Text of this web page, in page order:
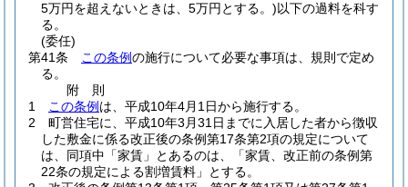
5万円を超えないときは、5万円とする。)以下の過料を科す
る。
(委任)
第41条
この条例の施行について必要な事項は、規則で定め
る。
附 則
1
この条例 は、平成10年4月1日から施行する。
2
町営住宅に、平成10年3月31日までに入居した者から徴収
した敷金に係る改正後の条例第17条第2項の規定について
は、同項中「家賃」とあるのは、「家賃、改正前の条例第
22条の規定による割増賃料」とする。